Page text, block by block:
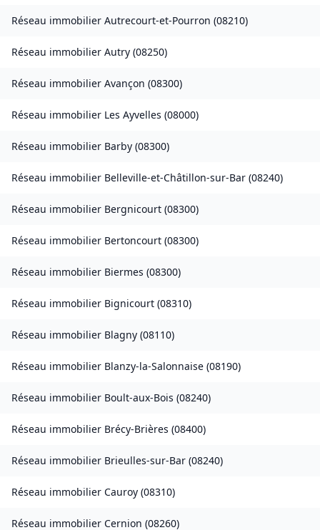
Réseau immobilier Autrecourt-et-Pourron (08210)
Réseau immobilier Autry (08250)
Réseau immobilier Avançon (08300)
Réseau immobilier Les Ayvelles (08000)
Réseau immobilier Barby (08300)
Réseau immobilier Belleville-et-Châtillon-sur-Bar (08240)
Réseau immobilier Bergnicourt (08300)
Réseau immobilier Bertoncourt (08300)
Réseau immobilier Biermes (08300)
Réseau immobilier Bignicourt (08310)
Réseau immobilier Blagny (08110)
Réseau immobilier Blanzy-la-Salonnaise (08190)
Réseau immobilier Boult-aux-Bois (08240)
Réseau immobilier Brécy-Brières (08400)
Réseau immobilier Brieulles-sur-Bar (08240)
Réseau immobilier Cauroy (08310)
Réseau immobilier Cernion (08260)